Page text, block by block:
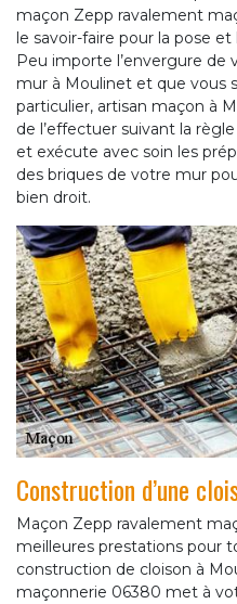
maçon Zepp ravalement
le savoir-faire pour la pose
Peu importe l’envergure
mur à Moulinet et que vous
particulier, artisan maçon à
de l’effectuer suivant la
et exécute avec soin les
des briques de votre mur
bien droit.
Construction d’une
Maçon Zepp ravalement
meilleures prestations pour
construction de cloison à
maçonnerie 06380 met à